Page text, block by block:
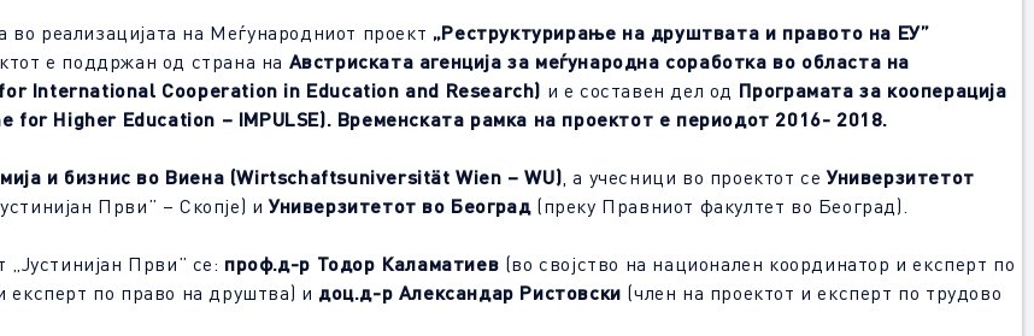
во реализацијата на Меѓународниот проект „Реструктурирање на друштвата и правото на ЕУ”
е поддржан од страна на Австриската агенција за меѓународна соработка во областа на
for International Cooperation in Education and Research) и е составен дел од Програмата за кооперација
for Higher Education – IMPULSЕ). Временската рамка на проектот е периодот 2016- 2018.
и бизнис во Виена (Wirtschaftsuniversität Wien –WU), а учесници во проектот сеУниверзитетот
Први” – Скопје) иУниверзитетот во Београд (преку Правниот факултет во Београд).
Први” се: проф.д-р Тодор Каламатиев (во својство на национален координатор и експерт по
експерт по право на друштва) и доц.д-р Александар Ристовски (член на проектот и експерт по трудово